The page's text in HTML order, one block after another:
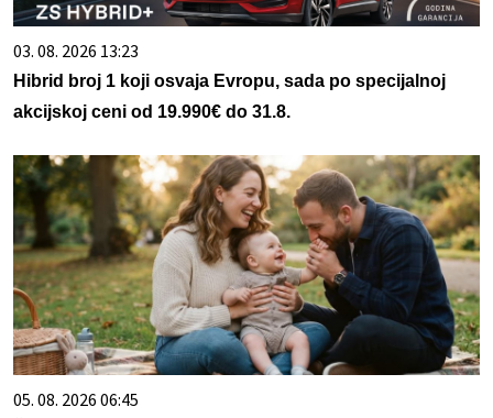
03. 08. 2026 13:23
Hibrid broj 1 koji osvaja Evropu, sada po specijalnoj
akcijskoj ceni od 19.990€ do 31.8.
05. 08. 2026 06:45